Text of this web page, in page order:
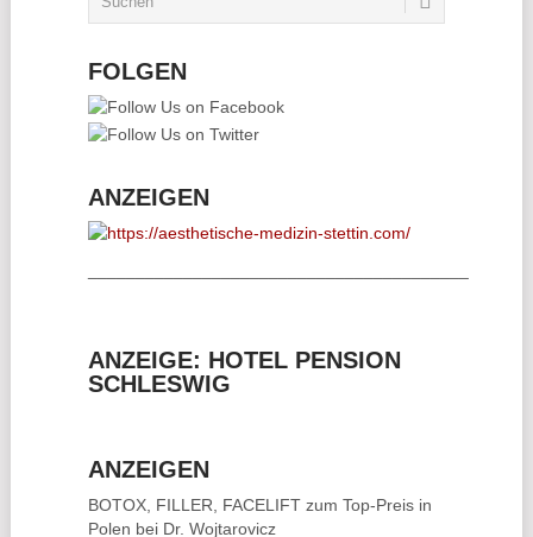
FOLGEN
ANZEIGEN
ANZEIGE: HOTEL PENSION
SCHLESWIG
ANZEIGEN
BOTOX, FILLER, FACELIFTzum Top-Preis in
Polen bei Dr. Wojtarovicz